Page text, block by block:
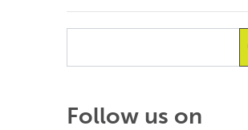
Follow us on